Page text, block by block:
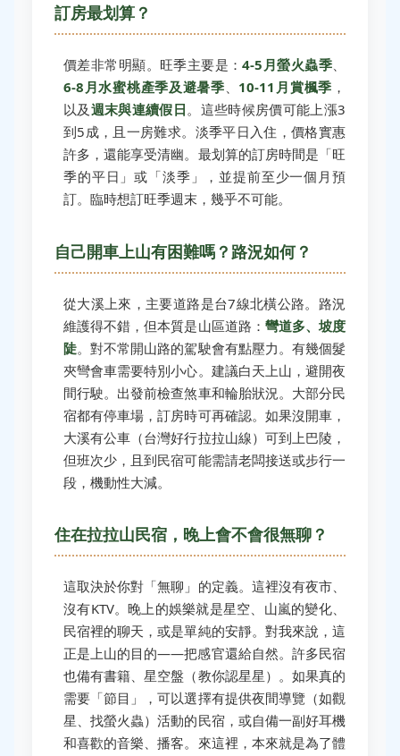
訂房最划算？
價差非常明顯。旺季主要是：4-5月螢火蟲季
6-8月水蜜桃產季及避暑季
10-11月賞楓季 ，
以及 週末與連續假日 。這些時候房價可能上漲3
到5成，且一房難求。淡季平日入住，價格實惠
許多，還能享受清幽。最划算的訂房時間是「旺
季的平日」或「淡季」，並提前至少一個月預
訂。臨時想訂旺季週末，幾乎不可能。
自己開車上山有困難嗎？路況如何？
從大溪上來，主要道路是台7線北橫公路。路況
維護得不錯，但本質是山區道路： 彎道多、坡度
陡。對不常開山路的駕駛會有點壓力。有幾個髮
夾彎會車需要特別小心。建議白天上山，避開夜
間行駛。出發前檢查煞車和輪胎狀況。大部分民
宿都有停車場，訂房時可再確認。如果沒開車，
大溪有公車（台灣好行拉拉山線）可到上巴陵，
但班次少，且到民宿可能需請老闆接送或步行一
段，機動性大減。
住在拉拉山民宿，晚上會不會很無聊？
這取決於你對「無聊」的定義。這裡沒有夜市、
沒有KTV。晚上的娛樂就是星空、山嵐的變化、
民宿裡的聊天，或是單純的安靜。對我來說，這
正是上山的目的——把感官還給自然。許多民宿
也備有書籍、星空盤（教你認星星）。如果真的
需要「節目」，可以選擇有提供夜間導覽（如觀
星、找螢火蟲）活動的民宿，或自備一副好耳機
和喜歡的音樂、播客。來這裡，本來就是為了體